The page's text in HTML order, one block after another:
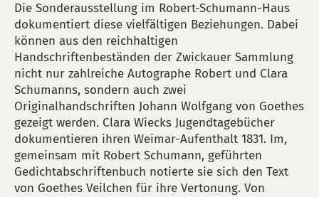
Die Sonderausstellung im Robert-Schumann-Haus
dokumentiert diese vielfältigen Beziehungen. Dabei
können aus den reichhaltigen
Handschriftenbeständen der Zwickauer Sammlung
nicht nur zahlreiche Autographe Robert und Clara
Schumanns, sondern auch zwei
Originalhandschriften Johann Wolfgang von Goethes
gezeigt werden. Clara Wiecks Jugendtagebücher
dokumentieren ihren Weimar-Aufenthalt 1831. Im,
gemeinsam mit Robert Schumann, geführten
Gedichtabschriftenbuch notierte sie sich den Text
von Goethes Veilchen für ihre Vertonung. Von